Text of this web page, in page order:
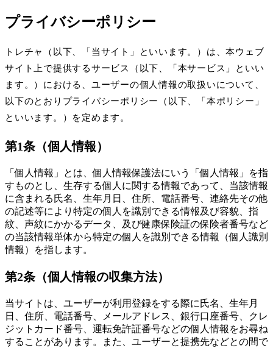
プライバシーポリシー
トレチャ（以下、「当サイト」といいます。）は、本ウェブ
サイト上で提供するサービス（以下、「本サービス」といい
ます。）における、ユーザーの個人情報の取扱いについて、
以下のとおりプライバシーポリシー（以下、「本ポリシー」
といいます。）を定めます。
第1条（個人情報）
「個人情報」とは、個人情報保護法にいう「個人情報」を指
すものとし、生存する個人に関する情報であって、当該情報
に含まれる氏名、生年月日、住所、電話番号、連絡先その他
の記述等により特定の個人を識別できる情報及び容貌、指
紋、声紋にかかるデータ、及び健康保険証の保険者番号など
の当該情報単体から特定の個人を識別できる情報（個人識別
情報）を指します。
第2条（個人情報の収集方法）
当サイトは、ユーザーが利用登録をする際に氏名、生年月
日、住所、電話番号、メールアドレス、銀行口座番号、クレ
ジットカード番号、運転免許証番号などの個人情報をお尋ね
することがあります。また、ユーザーと提携先などとの間で